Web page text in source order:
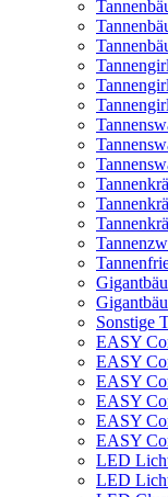
Sonstige
EASY
EASY
EASY
EASY
EASY
EASY
LED
LED